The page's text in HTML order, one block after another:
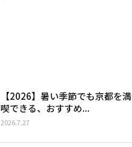
【2026】暑い季節でも京都を満
喫できる、おすすめ...
2026.7.27